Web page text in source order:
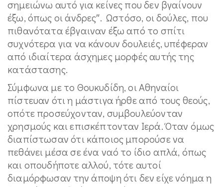
σημειώνω αυτό για κείνες που δεν βγαίνουν
έξω, όπως οι άνδρες″. Ωστόσο, οι δούλες, που
πιθανότατα έβγαιναν έξω από το σπίτι
συχνότερα για να κάνουν δουλειές, υπέφεραν
από ιδιαίτερα άσχημες μορφές αυτής της
κατάστασης.
Σύμφωνα με το Θουκυδίδη, οι Αθηναίοι
πίστευαν ότι η μάστιγα ήρθε από τους θεούς,
οπότε προσεύχονταν, συμβουλεύονταν
χρησμούς και επισκέπτονταν Ιερά. Όταν όμως
διαπίστωσαν ότι κάποιος μπορούσε να
πεθάνει μέσα σε ένα ναό το ίδιο απλά, όπως
και οπουδήποτε αλλού, τότε αυτοί
διαμόρφωσαν την άποψη ότι δεν είχε νόημα η